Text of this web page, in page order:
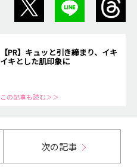
【PR】キュッと引き締まり、イキ
イキとした肌印象に
この記事も読む＞＞
次の記事